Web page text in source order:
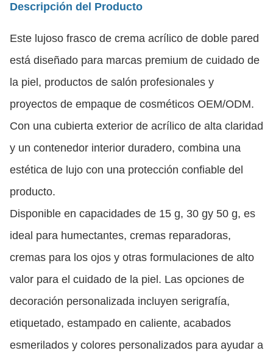
Descripción del Producto
Este lujoso frasco de crema acrílico de doble pared
está diseñado para marcas premium de cuidado de
la piel, productos de salón profesionales y
proyectos de empaque de cosméticos OEM/ODM.
Con una cubierta exterior de acrílico de alta claridad
y un contenedor interior duradero, combina una
estética de lujo con una protección confiable del
producto.
Disponible en capacidades de 15 g, 30 gy 50 g, es
ideal para humectantes, cremas reparadoras,
cremas para los ojos y otras formulaciones de alto
valor para el cuidado de la piel. Las opciones de
decoración personalizada incluyen serigrafía,
etiquetado, estampado en caliente, acabados
esmerilados y colores personalizados para ayudar a